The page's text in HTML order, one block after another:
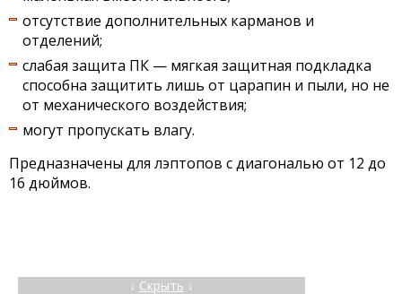
отсутствие дополнительных карманов и
отделений;
слабая защита ПК — мягкая защитная подкладка
способна защитить лишь от царапин и пыли, но не
от механического воздействия;
могут пропускать влагу.
Предназначены для лэптопов с диагональю от 12 до
16 дюймов.
↓ Скрыть ↓